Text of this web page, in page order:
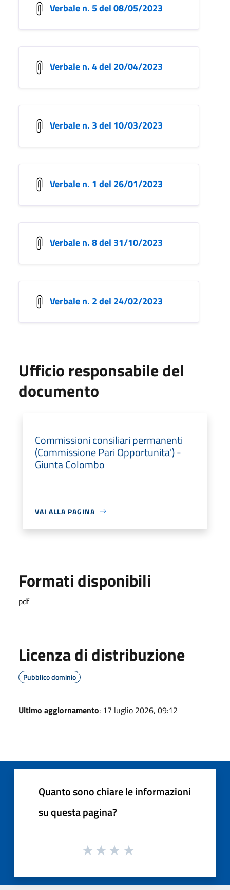
Verbale n. 5 del 08/05/2023
Verbale n. 4 del 20/04/2023
Verbale n. 3 del 10/03/2023
Verbale n. 1 del 26/01/2023
Verbale n. 8 del 31/10/2023
Verbale n. 2 del 24/02/2023
Ufficio responsabile del
documento
Commissioni consiliari permanenti
(Commissione Pari Opportunita') -
Giunta Colombo
VAI ALLA PAGINA
Formati disponibili
pdf
Licenza di distribuzione
Pubblico dominio
Ultimo aggiornamento: 17 luglio 2026, 09:12
Quanto sono chiare le informazioni
su questa pagina?